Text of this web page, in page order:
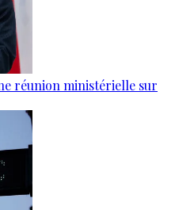
réunion ministérielle sur